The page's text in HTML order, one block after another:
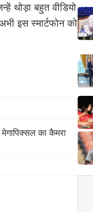
थोड़ा बहुत वीडियो
इस स्मार्टफोन को
का कैमरा